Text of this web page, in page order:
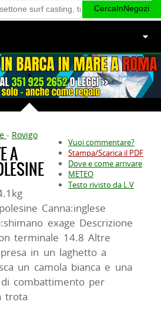
- Rovigo
Vuoi commentare?
Stampa/Scarica il PDF
Dove e come arrivare
METEO
Testo rivisto da L.V
A
Canna:inglese
exage Descrizione
terminale 14.8 Altre
in un laghetto a
un camola bianca e una
combattimento per
trota